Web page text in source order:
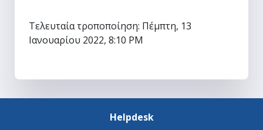
Τελευταία τροποποίηση: Πέμπτη, 13
Ιανουαρίου 2022, 8:10 PM
Helpdesk